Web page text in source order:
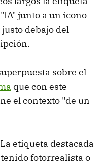
junto a un icono
debajo del
sobre el
que con este
el contexto "de un
La etiqueta destacada
fotorrealista o